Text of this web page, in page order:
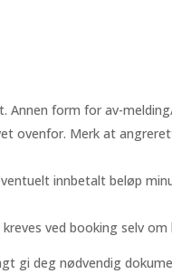
form for av-
ovenfor. Merk at
innbetalt beløp
ved booking selv
gi deg nødvendig